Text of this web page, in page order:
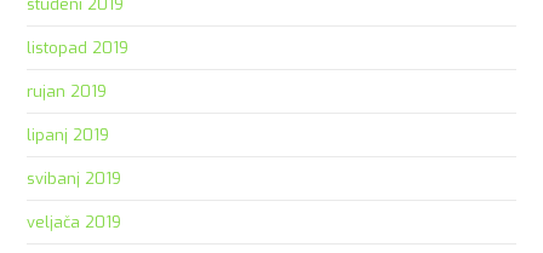
listopad 2019
rujan 2019
lipanj 2019
svibanj 2019
veljača 2019